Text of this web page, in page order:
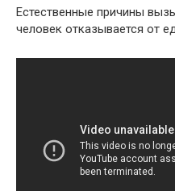
Естественные причины
человек отказывается от